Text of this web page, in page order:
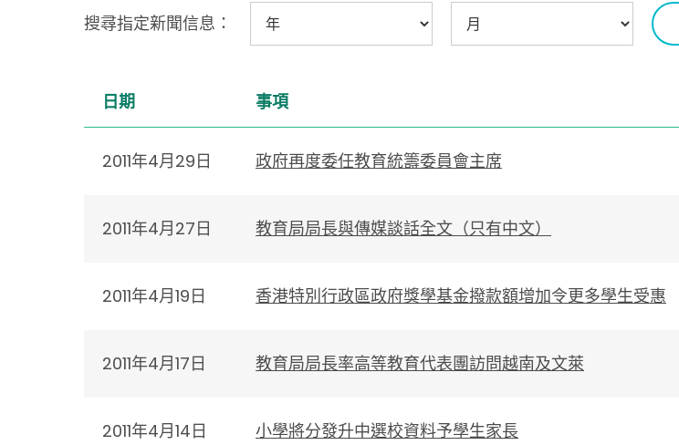
搜尋指定新聞信息：
日期 事項
2011年4月29日 政府再度委任教育統籌委員會主席
2011年4月27日 教育局局長與傳媒談話全文（只有中文）
2011年4月19日 香港特別行政區政府獎學基金撥款額增加令更多學生受惠
2011年4月17日 教育局局長率高等教育代表團訪問越南及文萊
2011年4月14日 小學將分發升中選校資料予學生家長